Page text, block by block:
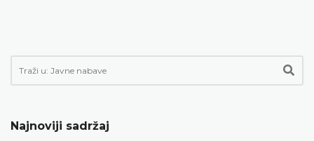
Najnoviji sadržaj